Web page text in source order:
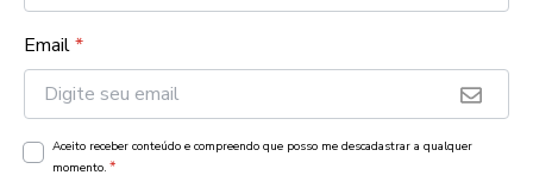
Email*
Aceito receber conteúdo e compreendo que posso me descadastrar a qualquer
momento. *